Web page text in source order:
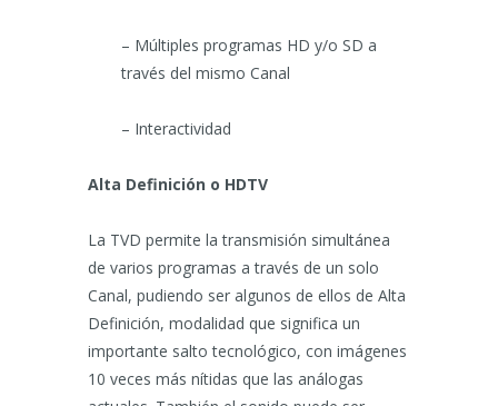
– Múltiples programas HD y/o SD a
través del mismo Canal
– Interactividad
Alta Definición o HDTV
La TVD permite la transmisión simultánea
de varios programas a través de un solo
Canal, pudiendo ser algunos de ellos de Alta
Definición, modalidad que significa un
importante salto tecnológico, con imágenes
10 veces más nítidas que las análogas